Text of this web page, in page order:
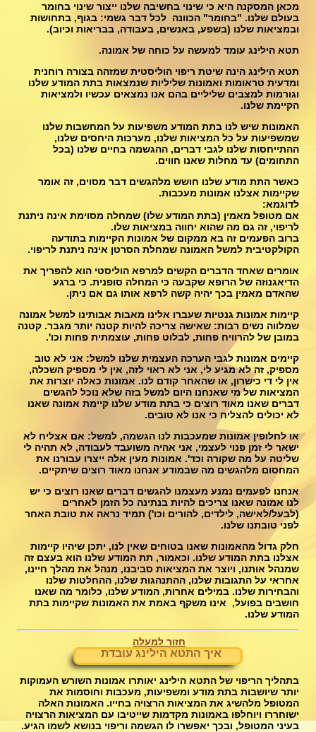
מכאן המסקנה היא כי שינוי בחשיבה שלנו ייצור שינוי בחומר
בעולם שלנו. "בחומר" הכוונה לכל דבר גשמי: בגוף, בתחושות
ובמציאות שלנו (בשפע, באנשים, בעבודה, בבריאות וכיוב).
תטא הילינג עומד למעשה על כוחה של אמונה.
תטא הילינג הינה שיטת ריפוי הוליסטית שמזהה בצורה רוחנית
ומדעית טראומות ואמונות שליליות שנמצאות בתת המודע שלנו
וגורמות למצבים שליליים בהם אנו נמצאים עכשיו ולמציאות
הקיימת שלנו.
האמונות שיש לנו בתת המודע משפיעות על המחשבות שלנו
שמשפיעות על כל המציאות שלנו, מערכות היחסים שלנו,
ההתייחסות שלנו לגבי דברים, ההגשמה בחיים שלנו (בכל
התחומים) עד מחלות שאנו חווים.
כאשר התת מודע שלנו חושש מלהגשים דבר מסוים, זה אומר
שקיימות אצלנו אמונות מעכבות.
לדוגמא:
אם מטופל מאמין (בתת המודע שלו) שמחלה מסוימת אינה ניתנת
לריפוי, זה גם מה שהוא יחווה במציאות שלו.
ברוב הפעמים זה בא ממקום של אמונות הקיימות בתודעה
הקולקטיבית למשל האמונה שמחלת הסרטן אינה ניתנת לריפוי.
אומרים שאחד הדברים הקשים למרפא הוליסטי הוא להפריך את
הדיאגנוזה של הרופא שקבעה כי המחלה סופנית. כי ברגע
שהאדם מאמין בכך יהיה קשה לרפא אותו גם אם ניתן.
קיימות אמונות גנטיות שעברו אלינו מאבות אבותינו למשל אמונה
שמלווה נשים רבות: שאישה צריכה להיות קטנה יותר מגבר. קטנה
במובן של להרוויח פחות, לבלוט פחות, עוצמתית פחות וכו'.
קיימים אמונות לגבי הערכה העצמית שלנו למשל: אני לא טוב
מספיק, זה לא מגיע לי, אני לא ראוי לזה, אין לי מספיק השכלה,
אין לי די כישרון, או שהאחר קודם לנו. אמונות כאלה יוצרות את
המציאות של מי שאנחנו היום למשל בזה שלא נוכל להגשים
דברים שאנו מאוד רוצים כי בתת מודע שלנו קיימת אמונה שאנו
לא יכולים להצליח כי אנו לא טובים.
או לחלופין אמונות שמעכבות לנו הגשמה, למשל: אם אצליח לא
ישאר לי זמן פנוי לעצמי, אני אהיה משועבד לעבודה, לא תהיה לי
שליטה על מה שקורה וכד'. אמונות מעין אלה ייצרו עבורנו את
המחסום מלהגשים מה שבמודע אנחנו מאוד רוצים שיתקיים.
אנחנו לפעמים נמנע מעצמנו להגשים דברים שאנו רוצים כי יש
לנו אמונה שאנו צריכים להיות בנתינה כל הזמן לאחרים
(לבעל/לאישה, לילדים, להורים וכו') תמיד נראה את טובת האחר
לפני טובתנו שלנו.
חלק גדול מהאמונות שאנו בטוחים שאין לנו, יתכן שיהיו קיימות
אצלנו בתת המודע שלנו. וכאמור, תת המודע שלנו הוא בעצם זה
שמנהל אותנו, ויוצר את המציאות סביבנו, מנהל את מהלך חיינו,
אחראי על התגובות שלנו, ההתנהגות שלנו, ההחלטות שלנו
והבחירות שלנו. במילים אחרות, המודע שלנו, כלומר מה שאנו
חושבים בפועל, אינו משקף באמת את האמונות שקיימות בתת
המודע שלנו.
איך התטא הילינג עובדת
בתהליך הריפוי של התטא הילינג יאותרו אמונות השורש העמוקות
יותר שיושבות בתת מודע ומשפיעות, מעכבות וחוסמות את
המטופל מלהשיג את המציאות הרצויה בחייו. האמונות האלה
ישוחררו ויוחלפו באמונות מקדמות שייטיבו עם המציאות הרצויה
בעיני המטופל, ובכך יאפשרו לו הגשמה וריפוי בנושא לשמו הגיע.
חזור למעלה